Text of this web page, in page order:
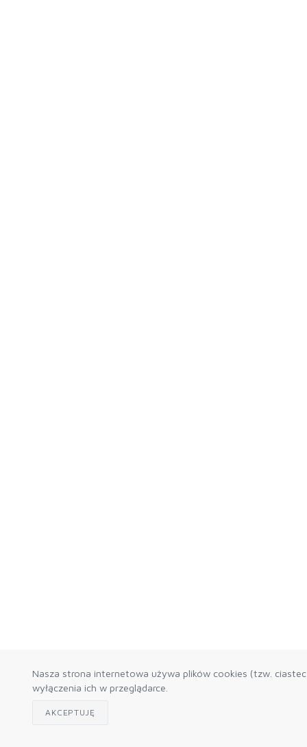
Nasza strona internetowa używa plików cookies (tzw.
wyłączenia ich w przeglądarce.
AKCEPTUJĘ